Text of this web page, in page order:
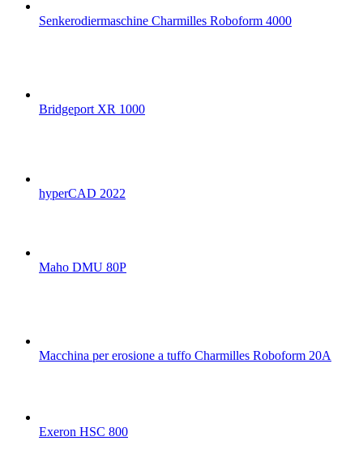
Senkerodiermaschine Charmilles Roboform 4000
Bridgeport XR 1000
hyperCAD 2022
Maho DMU 80P
Macchina per erosione a tuffo Charmilles Roboform 20A
Exeron HSC 800